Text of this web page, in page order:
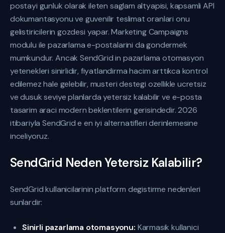
postayi gunluk olarak ileten saglam altyapisi, kapsamli API
dokumantasyonu ve guvenilir teslimat oranlari onu
gelistiricilerin gozdesi yapar. Marketing Campaigns
modulu ile pazarlama e-postalarini da gondermek
mumkundur. Ancak SendGrid in pazarlama otomasyon
yetenekleri sinirlidir, fiyatlandirma hacim arttikca kontrol
edilemez hale gelebilir, musteri destegi ozellikle ucretsiz
ve dusuk seviye planlarda yetersiz kalabilir ve e-posta
tasarim araci modern beklentilerin gerisindedir. 2026
itibariyla SendGrid e en iyi alternatifleri derinlemesine
inceliyoruz.
SendGrid Neden Yetersiz Kalabilir?
SendGrid kullanicilarinin platform degistirme nedenleri
sunlardir:
Sinirli pazarlama otomasyonu: Karmasik kullanici